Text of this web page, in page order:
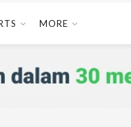
MORE